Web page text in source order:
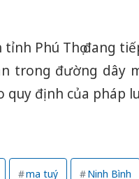
Phú Thọ đang
trong đường dây
định của pháp
ma tuý Ninh Bình